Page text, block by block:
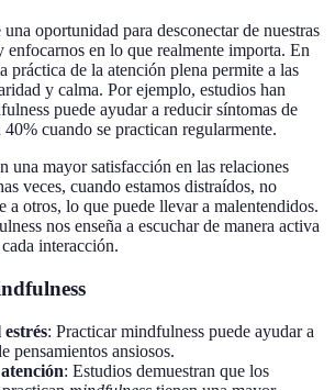
una oportunidad para desconectar de nuestras
enfocarnos en lo que realmente importa. En
práctica de la atención plena permite a las
y calma. Por ejemplo, estudios han
puede ayudar a reducir síntomas de
40% cuando se practican regularmente.
una mayor satisfacción en las relaciones
veces, cuando estamos distraídos, no
a otros, lo que puede llevar a malentendidos.
nos enseña a escuchar de manera activa
interacción.
: Practicar mindfulness puede ayudar a
pensamientos ansiosos.
: Estudios demuestran que los